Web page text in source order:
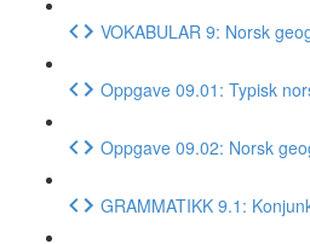
VOKABULAR 9: Norsk
Oppgave 09.01: Typisk
Oppgave 09.02: Norsk
GRAMMATIKK 9.1: